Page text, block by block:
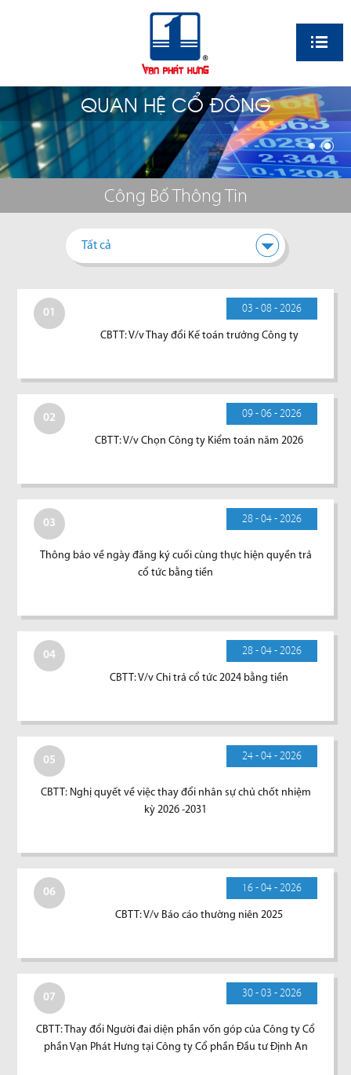
QUAN HỆ CỔ ĐÔNG
Công Bố Thông Tin
Tất cả
01 03 - 08 - 2026
CBTT: V/v Thay đổi Kế toán trưởng Công ty
02 09 - 06 - 2026
CBTT: V/v Chọn Công ty Kiểm toán năm 2026
03 28 - 04 - 2026
Thông báo về ngày đăng ký cuối cùng thực hiện quyền trả
cổ tức bằng tiền
04 28 - 04 - 2026
CBTT: V/v Chi trả cổ tức 2024 bằng tiền
05 24 - 04 - 2026
CBTT: Nghị quyết về việc thay đổi nhân sự chủ chốt nhiệm
kỳ 2026 -2031
06 16 - 04 - 2026
CBTT: V/v Báo cáo thường niên 2025
07 30 - 03 - 2026
CBTT: Thay đổi Người đai diện phần vốn góp của Công ty Cổ
phần Vạn Phát Hưng tại Công ty Cổ phần Đầu tư Định An